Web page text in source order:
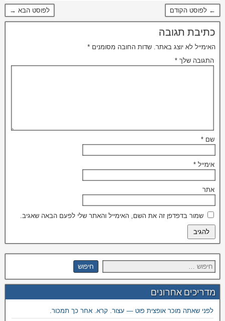
← לפוסט הקודם לפוסט הבא →
כתיבת תגובה
האימייל לא יוצג באתר. שדות החובה מסומנים *
התגובה שלך *
שם *
אימייל *
אתר
שמור בדפדפן זה את השם, האימייל והאתר שלי לפעם הבאה שאגיב.
מדריכים אחרונים
לפני שאתה מוכר אופצית פוט — עצור. קרא. אחר כך תמכור.